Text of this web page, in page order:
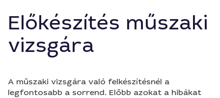
Előkészítés műszaki
vizsgára
A műszaki vizsgára való felkészítésnél a
legfontosabb a sorrend. Előbb azokat a hibákat